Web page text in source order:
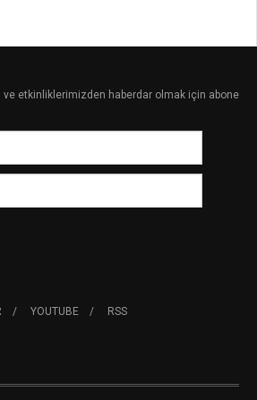
etkinliklerimizden haberdar olmak için abone
YOUTUBE RSS